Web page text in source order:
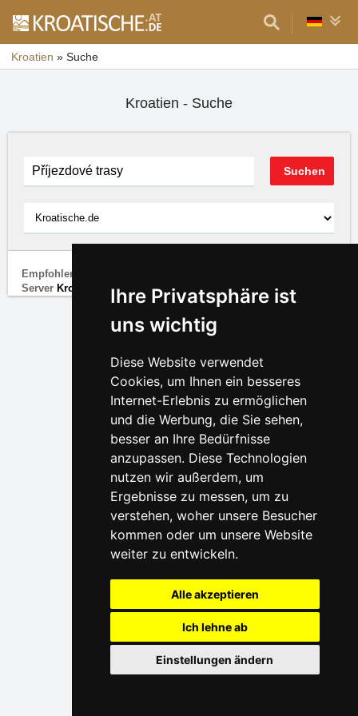
Ihre Privatsphäre ist
uns wichtig
Diese Website verwendet
Cookies, um Ihnen ein besseres
Internet-Erlebnis zu ermöglichen
und die Werbung, die Sie sehen,
besser an Ihre Bedürfnisse
anzupassen. Diese Technologien
nutzen wir außerdem, um
Ergebnisse zu messen, um zu
verstehen, woher unsere Besucher
kommen oder um unsere Website
weiter zu entwickeln.
Alle akzeptieren
Ich lehne ab
Einstellungen ändern
Kroatien » Suche
Kroatien - Suche
Empfohlene Google-Links und darunter die Ergebnisse vom
Server Kroatische.de